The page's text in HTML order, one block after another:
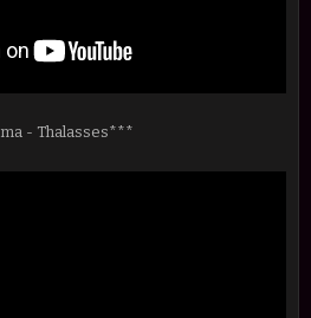
- Thalasses***